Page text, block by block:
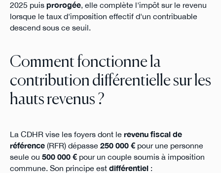
2025 puis prorogée, elle complète l'impôt sur le revenu
lorsque le taux d'imposition effectif d'un contribuable
descend sous ce seuil.
Comment fonctionne la
contribution différentielle sur les
hauts revenus ?
La CDHR vise les foyers dont le revenu fiscal de
référence(RFR) dépasse 250 000 €pour une personne
seule ou 500 000 €pour un couple soumis à imposition
commune. Son principe est différentiel: